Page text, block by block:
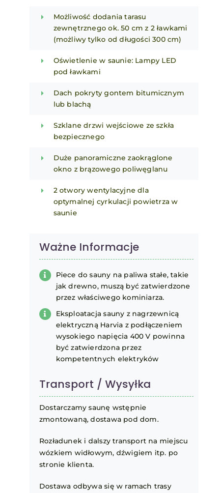
Możliwość dodania tarasu
zewnętrznego ok. 50 cm z 2 ławkami
(możliwy tylko od długości 300 cm)
Oświetlenie w saunie: Lampy LED
pod ławkami
Dach pokryty gontem bitumicznym
lub blachą
Szklane drzwi wejściowe ze szkła
bezpiecznego
Duże panoramiczne zaokrąglone
okno z brązowego poliwęglanu
2 otwory wentylacyjne dla
optymalnej cyrkulacji powietrza w
saunie
Ważne Informacje
Piece do sauny na paliwa stałe, takie
jak drewno, muszą być zatwierdzone
przez właściwego kominiarza.
Eksploatacja sauny z nagrzewnicą
elektryczną Harvia z podłączeniem
wysokiego napięcia 400 V powinna
być zatwierdzona przez
kompetentnych elektryków
Transport / Wysyłka
Dostarczamy saunę wstępnie
zmontowaną, dostawa pod dom.
Rozładunek i dalszy transport na miejscu
wózkiem widłowym, dźwigiem itp. po
stronie klienta.
Dostawa odbywa się w ramach trasy